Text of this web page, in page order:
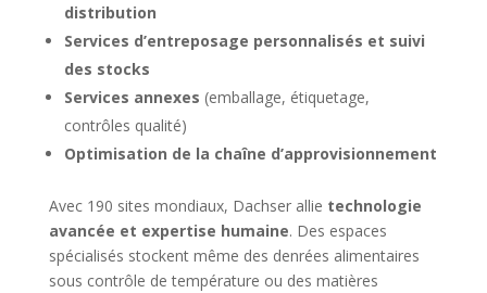
distribution
Services d’entreposage personnalisés et suivi
des stocks
Services annexes (emballage, étiquetage,
contrôles qualité)
Optimisation de la chaîne d’approvisionnement
Avec 190 sites mondiaux, Dachser allie technologie
avancée et expertise humaine. Des espaces
spécialisés stockent même des denrées alimentaires
sous contrôle de température ou des matières